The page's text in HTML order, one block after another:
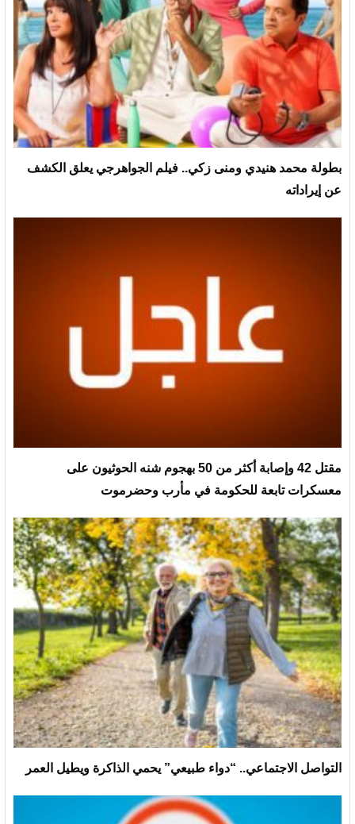
بطولة محمد هنيدي ومنى زكي.. فيلم الجواهرجي يعلق الكشف
عن إيراداته
مقتل 42 وإصابة أكثر من 50 بهجوم شنه الحوثيون على
معسكرات تابعة للحكومة في مأرب وحضرموت
التواصل الاجتماعي.. “دواء طبيعي” يحمي الذاكرة ويطيل العمر